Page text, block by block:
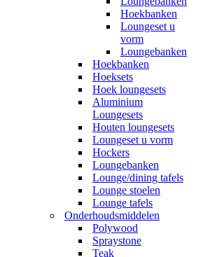
Hoekbanken
Loungeset u
vorm
Loungebanken
Hoekbanken
Hoeksets
Hoek loungesets
Aluminium
Loungesets
Houten loungesets
Loungeset u vorm
Hockers
Loungebanken
Lounge/dining tafels
Lounge stoelen
Lounge tafels
Onderhoudsmiddelen
Polywood
Spraystone
Teak